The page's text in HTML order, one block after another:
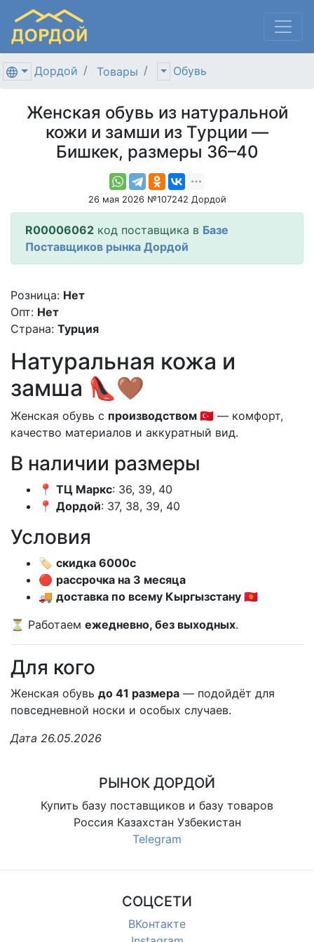
Дордой Товары Обувь
Женская обувь из натуральной
кожи и замши из Турции —
Бишкек, размеры 36–40
26 мая 2026 №107242 Дордой
R00006062 код поставщика в Базе
Поставщиков рынка Дордой
Розница: Нет
Опт: Нет
Страна: Турция
Натуральная кожа и
замша 👠🤎
Женская обувь с производством 🇹🇷 — комфорт,
качество материалов и аккуратный вид.
В наличии размеры
📍 ТЦ Маркс: 36, 39, 40
📍 Дордой: 37, 38, 39, 40
Условия
🏷️ скидка 6000с
🔴 рассрочка на 3 месяца
🚚 доставка по всему Кыргызстану 🇰🇬
⏳ Работаем ежедневно, без выходных.
Для кого
Женская обувь до 41 размера — подойдёт для
повседневной носки и особых случаев.
Дата 26.05.2026
РЫНОК ДОРДОЙ
Купить базу поставщиков и базу товаров
Россия Казахстан Узбекистан
Telegram
СОЦСЕТИ
ВКонтакте